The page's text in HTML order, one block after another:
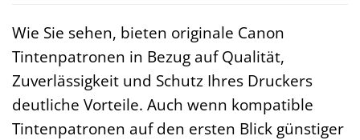
Wie Sie sehen, bieten originale Canon
Tintenpatronen in Bezug auf Qualität,
Zuverlässigkeit und Schutz Ihres Druckers
deutliche Vorteile. Auch wenn kompatible
Tintenpatronen auf den ersten Blick günstiger